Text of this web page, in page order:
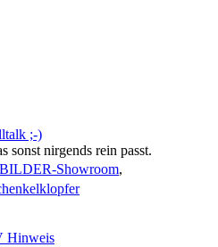
;-)
sonst nirgends rein passt.
Showroom,
Hinweis